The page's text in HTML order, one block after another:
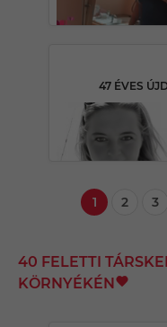
47 ÉVES
1 2 3
40 FELETTI
KÖRNYÉKÉN